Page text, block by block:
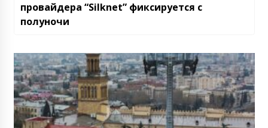
провайдера “Silknet” фиксируется с
полуночи